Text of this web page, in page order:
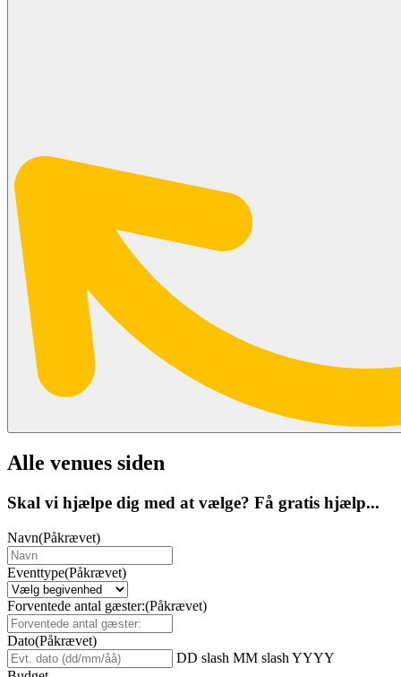
Alle venues siden
Skal vi hjælpe dig med at vælge? Få gratis hjælp...
Navn(Påkrævet)
Eventtype(Påkrævet)
Forventede antal gæster:(Påkrævet)
Dato(Påkrævet)
DD slash MM slash YYYY